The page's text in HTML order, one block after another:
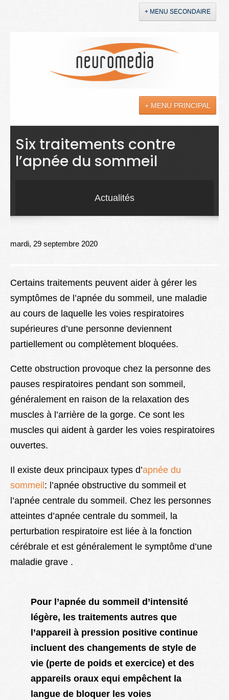
+ MENU SECONDAIRE
+ MENU PRINCIPAL
Actualités
Sciences
Droit
Lexique
Six traitements contre
l’apnée du sommeil
Actualités
mardi, 29 septembre 2020
Certains traitements peuvent aider à gérer les
symptômes de l’apnée du sommeil, une maladie
au cours de laquelle les voies respiratoires
supérieures d’une personne deviennent
partiellement ou complètement bloquées.
Cette obstruction provoque chez la personne des
pauses respiratoires pendant son sommeil,
généralement en raison de la relaxation des
muscles à l’arrière de la gorge. Ce sont les
muscles qui aident à garder les voies respiratoires
ouvertes.
Il existe deux principaux types d’apnée du
sommeil : l’apnée obstructive du sommeil et
l’apnée centrale du sommeil. Chez les personnes
atteintes d’apnée centrale du sommeil, la
perturbation respiratoire est liée à la fonction
cérébrale et est généralement le symptôme d’une
maladie grave .
Pour l’apnée du sommeil d’intensité
légère, les traitements autres que
l’appareil à pression positive continue
incluent des changements de style de
vie (perte de poids et exercice) et des
appareils oraux equi empêchent la
langue de bloquer les voies